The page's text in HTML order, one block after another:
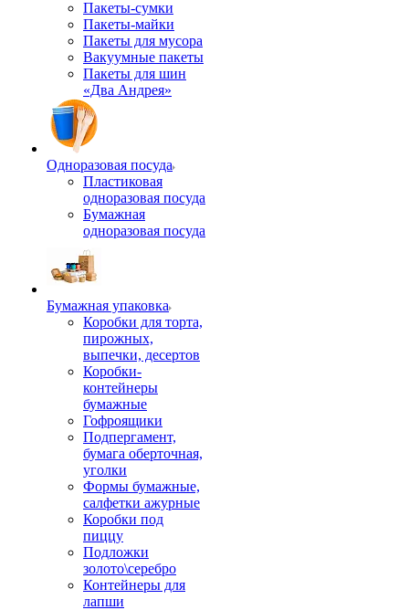
Пакеты-сумки
Пакеты-майки
Пакеты для мусора
Вакуумные пакеты
Пакеты для шин
«Два Андрея»
Одноразовая посуда
Пластиковая
одноразовая посуда
Бумажная
одноразовая посуда
Бумажная упаковка
Коробки для торта,
пирожных,
выпечки, десертов
Коробки-
контейнеры
бумажные
Гофроящики
Подпергамент,
бумага оберточная,
уголки
Формы бумажные,
салфетки ажурные
Коробки под
пиццу
Подложки
золото\серебро
Контейнеры для
лапши